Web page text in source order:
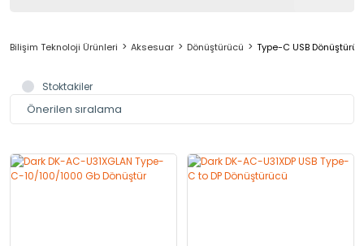
Bilişim Teknoloji Ürünleri Aksesuar Dönüştürücü Type-C USB
Stoktakiler